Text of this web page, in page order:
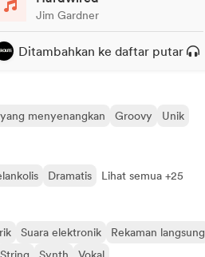
Jim Gardner
Ditambahkan ke daftar putar
menyenangkan Groovy
Unik
Dramatis Lihat semua +25
Suara elektronik
Rekaman langsung